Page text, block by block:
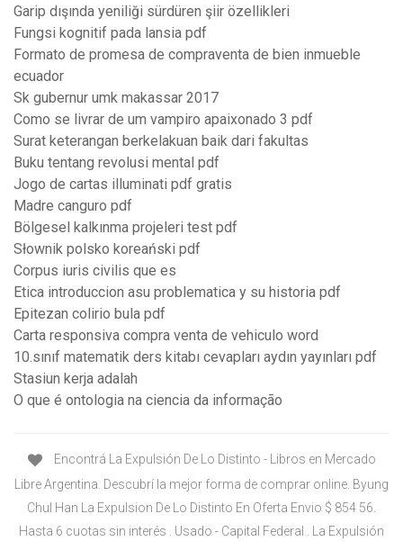
Garip dışında yeniliği sürdüren şiir özellikleri
Fungsi kognitif pada lansia pdf
Formato de promesa de compraventa de bien inmueble
ecuador
Sk gubernur umk makassar 2017
Como se livrar de um vampiro apaixonado 3 pdf
Surat keterangan berkelakuan baik dari fakultas
Buku tentang revolusi mental pdf
Jogo de cartas illuminati pdf gratis
Madre canguro pdf
Bölgesel kalkınma projeleri test pdf
Słownik polsko koreański pdf
Corpus iuris civilis que es
Etica introduccion asu problematica y su historia pdf
Epitezan colirio bula pdf
Carta responsiva compra venta de vehiculo word
10.sınıf matematik ders kitabı cevapları aydın yayınları pdf
Stasiun kerja adalah
O que é ontologia na ciencia da informação
Encontrá La Expulsión De Lo Distinto - Libros en Mercado
Libre Argentina. Descubrí la mejor forma de comprar online. Byung
Chul Han La Expulsion De Lo Distinto En Oferta Envio $ 854 56.
Hasta 6 cuotas sin interés . Usado - Capital Federal . La Expulsión